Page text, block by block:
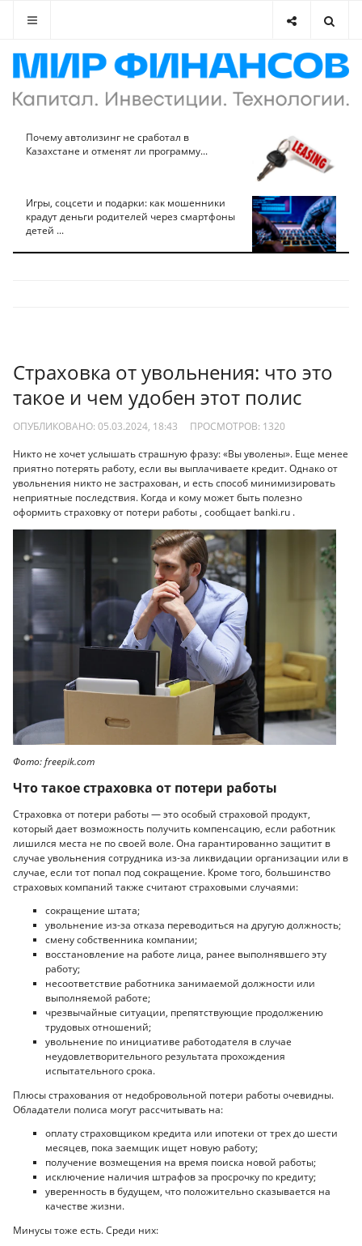
Почему автолизинг не сработал в
Казахстане и отменят ли программу...
Игры, соцсети и подарки: как мошенники
крадут деньги родителей через смартфоны
детей ...
Страховка от увольнения: что это
такое и чем удобен этот полис
ОПУБЛИКОВАНО: 05.03.2024, 18:43 ПРОСМОТРОВ: 1320
Никто не хочет услышать страшную фразу: «Вы уволены». Еще менее
приятно потерять работу, если вы выплачиваете кредит. Однако от
увольнения никто не застрахован, и есть способ минимизировать
неприятные последствия. Когда и кому может быть полезно
оформить страховку от потери работы , сообщает banki.ru .
Фото: freepik.com
Что такое страховка от потери работы
Страховка от потери работы — это особый страховой продукт,
который дает возможность получить компенсацию, если работник
лишился места не по своей воле. Она гарантированно защитит в
случае увольнения сотрудника из-за ликвидации организации или в
случае, если тот попал под сокращение. Кроме того, большинство
страховых компаний также считают страховыми случаями:
сокращение штата;
увольнение из-за отказа переводиться на другую должность;
смену собственника компании;
восстановление на работе лица, ранее выполнявшего эту
работу;
несоответствие работника занимаемой должности или
выполняемой работе;
чрезвычайные ситуации, препятствующие продолжению
трудовых отношений;
увольнение по инициативе работодателя в случае
неудовлетворительного результата прохождения
испытательного срока.
Плюсы страхования от недобровольной потери работы очевидны.
Обладатели полиса могут рассчитывать на:
оплату страховщиком кредита или ипотеки от трех до шести
месяцев, пока заемщик ищет новую работу;
получение возмещения на время поиска новой работы;
исключение наличия штрафов за просрочку по кредиту;
уверенность в будущем, что положительно сказывается на
качестве жизни.
Минусы тоже есть. Среди них: